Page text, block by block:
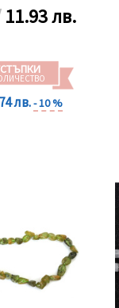
11.93 лв.
лв.- 10 %